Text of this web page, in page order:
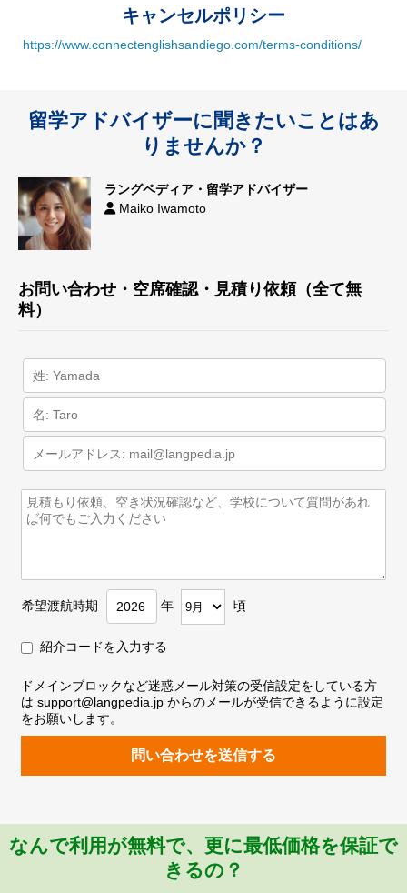
キャンセルポリシー
https://www.connectenglishsandiego.com/terms-conditions/
留学アドバイザーに聞きたいことはあ
りませんか？
ラングペディア・留学アドバイザー
Maiko Iwamoto
お問い合わせ・空席確認・見積り依頼（全て無
料）
希望渡航時期 年 頃
紹介コードを入力する
ドメインブロックなど迷惑メール対策の受信設定をしている方
は support@langpedia.jp からのメールが受信できるように設定
をお願いします。
問い合わせを送信する
なんで利用が無料で、更に最低価格を保証で
きるの？